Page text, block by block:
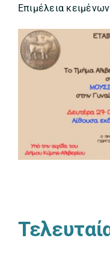
Επιμέλεια